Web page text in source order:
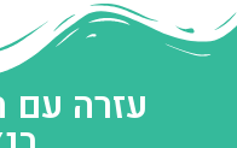
עזרה עם